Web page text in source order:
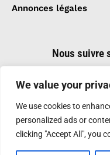
We value your
We use cookies to
personalized ads or
clicking "Accept All", you
Annonces légales
Nous suivre